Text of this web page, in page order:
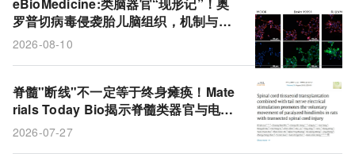
罗普切病毒侵袭胎儿脑组织，机制与寨
卡惊人相似
2026-08-10
脊髓"断线"不一定等于终身瘫痪！Mate
rials Today Bio揭示脊髓类器官与电刺
激的协同修复奥秘
2026-07-27